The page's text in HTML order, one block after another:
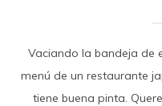
Vaciando la bandeja de
menú de un restaurante
tiene buena pinta.